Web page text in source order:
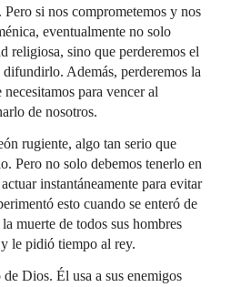
si nos comprometemos y nos
eventualmente no solo
religiosa, sino que perderemos el
Además, perderemos la
para vencer al
de nosotros.
rugiente, algo tan serio que
Pero no solo debemos tenerlo en
instantáneamente para evitar
esto cuando se enteró de
muerte de todos sus hombres
le pidió tiempo al rey.
Dios. Él usa a sus enemigos